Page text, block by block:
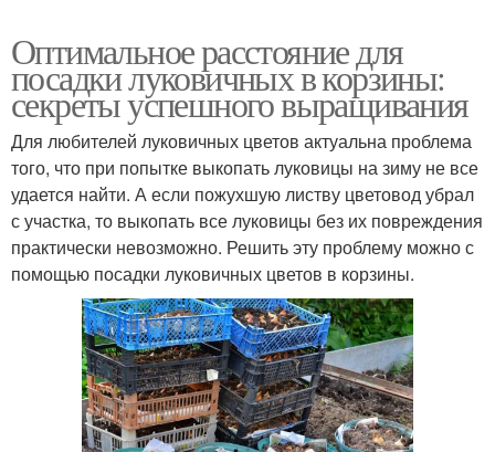
Оптимальное расстояние для
посадки луковичных в корзины:
секреты успешного выращивания
Для любителей луковичных цветов актуальна проблема
того, что при попытке выкопать луковицы на зиму не все
удается найти. А если пожухшую листву цветовод убрал
с участка, то выкопать все луковицы без их повреждения
практически невозможно. Решить эту проблему можно с
помощью посадки луковичных цветов в корзины.